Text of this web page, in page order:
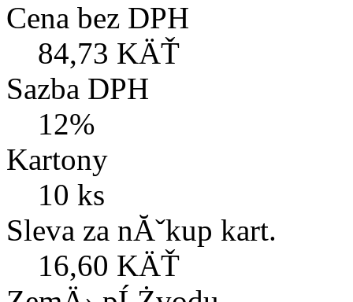
Cena bez DPH
84,73 KÄŤ
Sazba DPH
12%
Kartony
10 ks
Sleva za nĂˇkup kart.
16,60 KÄŤ